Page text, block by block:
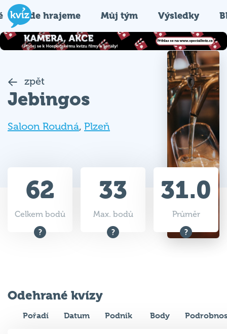
Kde hrajeme Můj tým Výsledky
zpět
Jebingos
Saloon Roudná, Plzeň
62
Celkem bodů
33
Max. bodů
31.0
Průměr
Odehrané kvízy
Pořadí Datum Podnik Body